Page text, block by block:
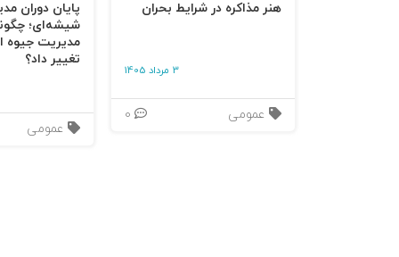
هنر مذاکره در شرایط بحران
3 مرداد 1405
عمومی
پایان دوران
شیشه‌ای؛
مدیریت جیوه‌
تغییر داد؟
عمومی